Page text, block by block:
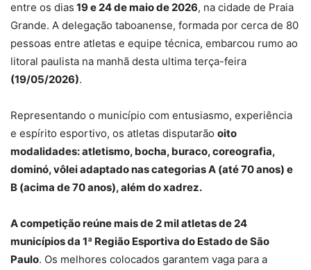
entre os dias 19 e 24 de maio de 2026, na cidade de Praia
Grande. A delegação taboanense, formada por cerca de 80
pessoas entre atletas e equipe técnica, embarcou rumo ao
litoral paulista na manhã desta ultima terça-feira
(19/05/2026).
Representando o município com entusiasmo, experiência
e espírito esportivo, os atletas disputarão oito
modalidades: atletismo, bocha, buraco, coreografia,
dominó, vôlei adaptado nas categorias A (até 70 anos) e
B (acima de 70 anos), além do xadrez.
A competição reúne mais de 2 mil atletas de 24
municípios da 1ª Região Esportiva do Estado de São
Paulo. Os melhores colocados garantem vaga para a